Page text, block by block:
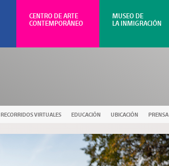
RECORRIDOS VIRTUALES EDUCACIÓN UBICACIÓN PRENSA
MUSEO DE
LA INMIGRACIÓN
CENTRO DE ARTE
CONTEMPORÁNEO